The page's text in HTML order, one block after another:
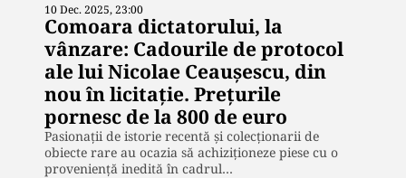
10 Dec. 2025, 23:00
Comoara dictatorului, la
vânzare: Cadourile de protocol
ale lui Nicolae Ceaușescu, din
nou în licitație. Prețurile
pornesc de la 800 de euro
Pasionații de istorie recentă și colecționarii de
obiecte rare au ocazia să achiziționeze piese cu o
proveniență inedită în cadrul…